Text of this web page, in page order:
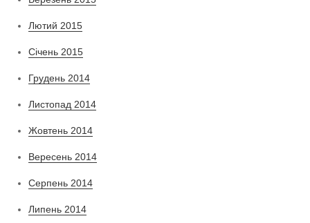
Лютий 2015
Січень 2015
Грудень 2014
Листопад 2014
Жовтень 2014
Вересень 2014
Серпень 2014
Липень 2014